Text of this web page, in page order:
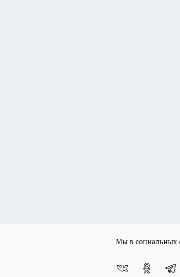
Мы в социальных